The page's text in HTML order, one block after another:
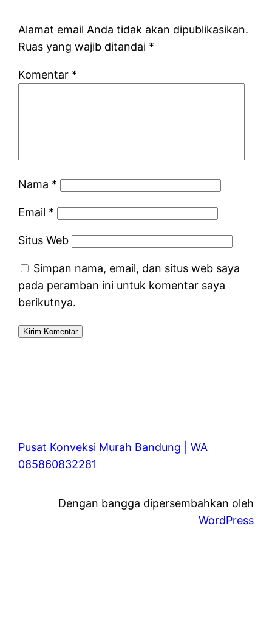
Alamat email Anda tidak akan dipublikasikan.
Ruas yang wajib ditandai *
Komentar *
Nama *
Email *
Situs Web
Simpan nama, email, dan situs web saya
pada peramban ini untuk komentar saya
berikutnya.
Pusat Konveksi Murah Bandung | WA
085860832281
Dengan bangga dipersembahkan oleh
WordPress